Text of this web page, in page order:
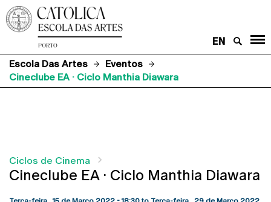
EN
Escola Das Artes
Eventos
Cineclube EA · Ciclo Manthia Diawara
Ciclos de Cinema
Cineclube EA · Ciclo Manthia Diawara